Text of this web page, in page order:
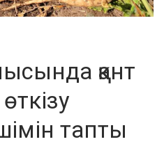
қант
тапты